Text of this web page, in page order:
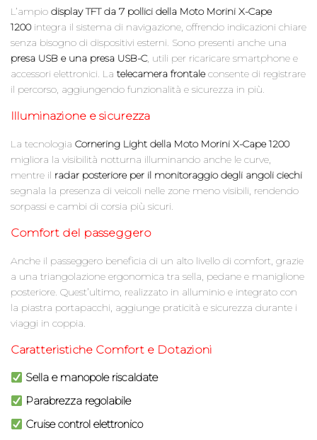
L’ampio display TFT da 7 pollici della Moto Morini X-Cape
1200integra il sistema di navigazione, offrendo indicazioni chiare
senza bisogno di dispositivi esterni. Sono presenti anche una
presa USB e una presa USB-C, utili per ricaricare smartphone e
accessori elettronici. La telecamera frontaleconsente di registrare
il percorso, aggiungendo funzionalità e sicurezza in più.
Illuminazione e sicurezza
La tecnologia Cornering Light della Moto Morini X-Cape 1200
migliora la visibilità notturna illuminando anche le curve,
mentre il radar posteriore per il monitoraggio degli angoli ciechi
segnala la presenza di veicoli nelle zone meno visibili, rendendo
sorpassi e cambi di corsia più sicuri.
Comfort del passeggero
Anche il passeggero beneficia di un alto livello di comfort, grazie
a una triangolazione ergonomica tra sella, pedane e maniglione
posteriore. Quest’ultimo, realizzato in alluminio e integrato con
la piastra portapacchi, aggiunge praticità e sicurezza durante i
viaggi in coppia.
Caratteristiche Comfort e Dotazioni
Sella e manopole riscaldate
Parabrezza regolabile
Cruise control elettronico